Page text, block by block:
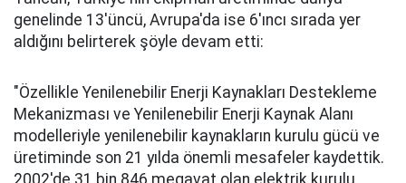
genelinde 13'üncü, Avrupa'da ise 6'ıncı sırada yer
aldığını belirterek şöyle devam etti:
"Özellikle Yenilenebilir Enerji Kaynakları Destekleme
Mekanizması ve Yenilenebilir Enerji Kaynak Alanı
modelleriyle yenilenebilir kaynakların kurulu gücü ve
üretiminde son 21 yılda önemli mesafeler kaydettik.
2002'de 31 bin 846 megavat olan elektrik kurulu